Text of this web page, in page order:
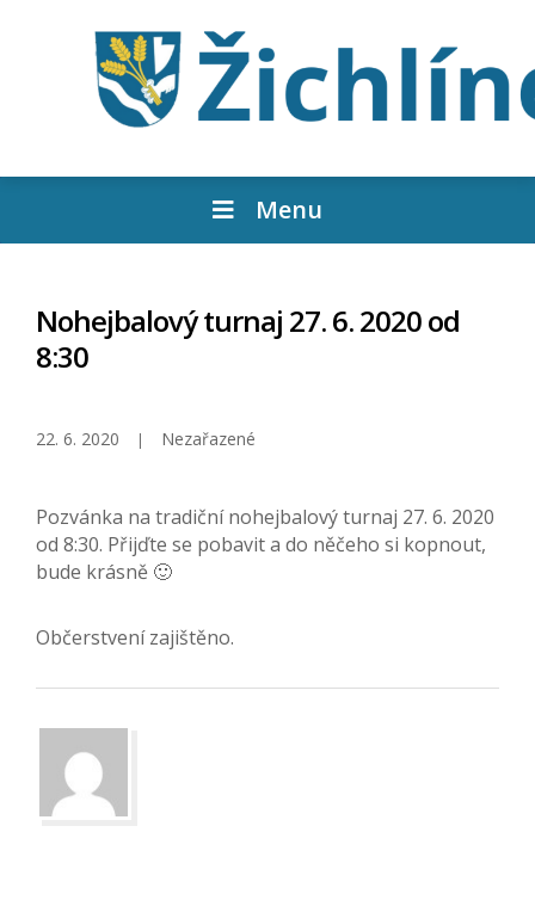
Menu
Nohejbalový turnaj 27. 6. 2020 od
8:30
22. 6. 2020 Nezařazené
Pozvánka na tradiční nohejbalový turnaj 27. 6. 2020
od 8:30. Přijďte se pobavit a do něčeho si kopnout,
bude krásně 🙂
Občerstvení zajištěno.